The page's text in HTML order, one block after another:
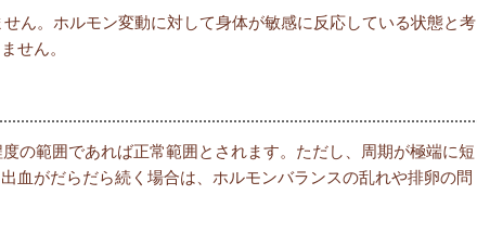
ん。ホルモン変動に対して身体が敏感に反応している状態と考
せん。
の範囲であれば正常範囲とされます。ただし、周期が極端に短
血がだらだら続く場合は、ホルモンバランスの乱れや排卵の問